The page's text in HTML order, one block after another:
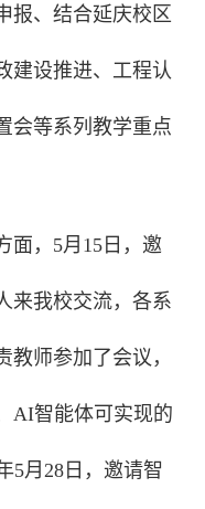
报、结合延庆校区
建设推进、工程认
会等系列教学重点
面，5月15日，邀
来我校交流，各系
师参加了会议，
AI智能体可实现的
5月28日，邀请智